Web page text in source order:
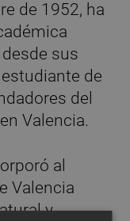
de 1952, ha
sus
de
del
Valencia.
al
Valencia
y